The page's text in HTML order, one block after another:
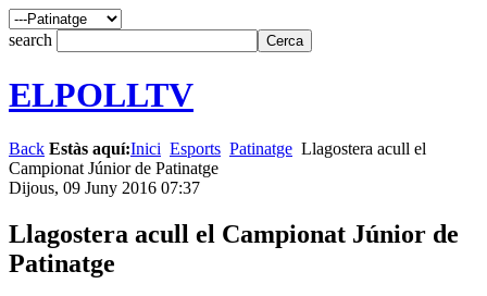
search
ELPOLLTV
Back Estàs aquí:Inici Esports Patinatge Llagostera acull el
Campionat Júnior de Patinatge
Dijous, 09 Juny 2016 07:37
Llagostera acull el Campionat Júnior de
Patinatge